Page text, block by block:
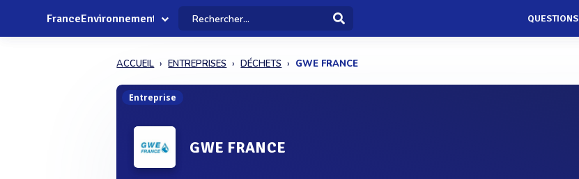
FranceEnvironnement QUESTIONS
ACCUEIL ENTREPRISES DÉCHETS GWE FRANCE
Entreprise
GWE FRANCE